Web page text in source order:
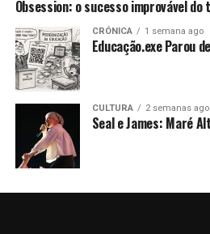
Obsession: o sucesso improvável
CRÓNICA 1 semana ago
Educação.exe Parou
CULTURA 2 semanas ago
Seal e James: Maré